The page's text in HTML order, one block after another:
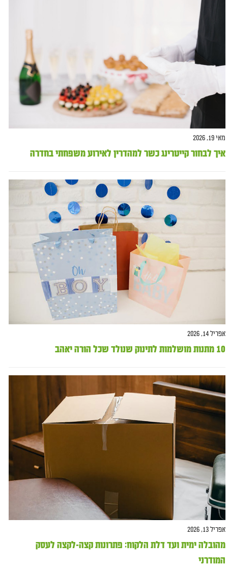
מאי 19, 2026
איך לבחור קייטרינג כשר למהדרין לאירוע משפחתי בחדרה
אפריל 14, 2026
10 מתנות מושלמות לתינוק שנולד שכל הורה יאהב
אפריל 13, 2026
מהובלה ימית ועד דלת הלקוח: פתרונות קצה-לקצה לעסק
המודרני